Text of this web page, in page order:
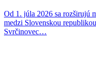
Od 1. júla 2026 sa rozširujú
medzi Slovenskou
Svrčinovec…